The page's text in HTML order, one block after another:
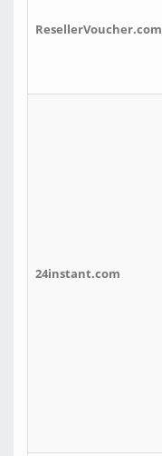
ResellerVoucher.com
24instant.com